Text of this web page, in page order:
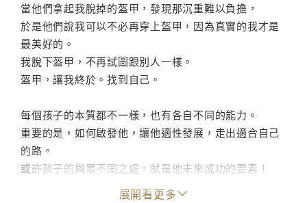
當他們拿起我脫掉的盔甲，發現那沉重難以負擔，
於是他們說我可以不必再穿上盔甲，因為真實的我才是
最美好的。
我脫下盔甲，不再試圖跟別人一樣。
盔甲，讓我終於。找到自己。
每個孩子的本質都不一樣，也有各自不同的能力。
重要的是，如何啟發他，讓他適性發展，走出適合自己
的路。
或許孩子的與眾不同之處，就是他未來成功的要素！
地球村瞬息萬變，孩子如何能在社會生存，找到屬於自
展開看更多